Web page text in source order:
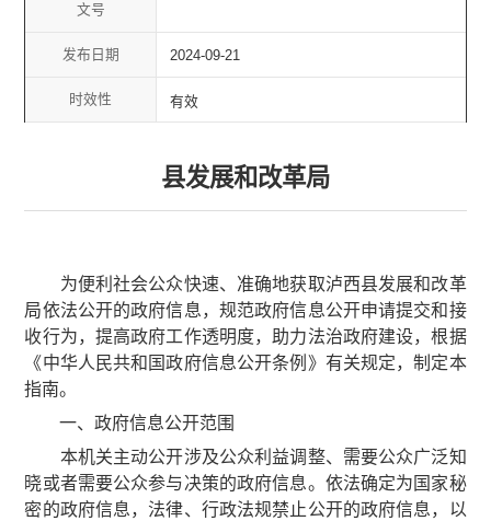
文号
发布日期 2024-09-21
时效性 有效
县发展和改革局
为便利社会公众快速、准确地获取泸西县发展和改革
局依法公开的政府信息，规范政府信息公开申请提交和接
收行为，提高政府工作透明度，助力法治政府建设，根据
《中华人民共和国政府信息公开条例》有关规定，制定本
指南。
一、政府信息公开范围
本机关主动公开涉及公众利益调整、需要公众广泛知
晓或者需要公众参与决策的政府信息。依法确定为国家秘
密的政府信息，法律、行政法规禁止公开的政府信息，以